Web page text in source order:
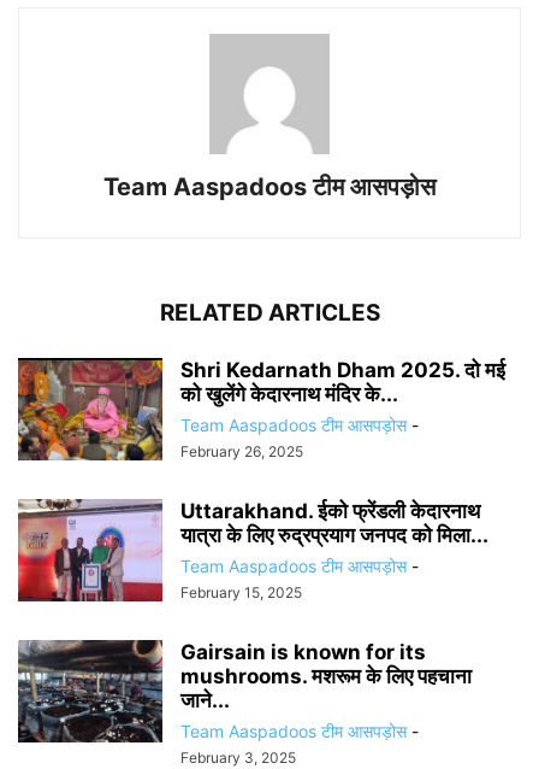
Team Aaspadoos टीम आसपड़ोस
RELATED ARTICLES
Shri Kedarnath Dham 2025. दो मई
को खुलेंगे केदारनाथ मंदिर के...
Team Aaspadoos टीम आसपड़ोस -
February 26, 2025
Uttarakhand. ईको फ्रेंडली केदारनाथ
यात्रा के लिए रुद्रप्रयाग जनपद को मिला...
Team Aaspadoos टीम आसपड़ोस -
February 15, 2025
Gairsain is known for its
mushrooms. मशरूम के लिए पहचाना
जाने...
Team Aaspadoos टीम आसपड़ोस -
February 3, 2025